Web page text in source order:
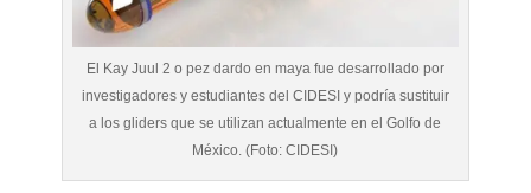
El Kay Juul 2 o pez dardo en maya fue desarrollado por
investigadores y estudiantes del CIDESI y podría sustituir
a los gliders que se utilizan actualmente en el Golfo de
México. (Foto: CIDESI)